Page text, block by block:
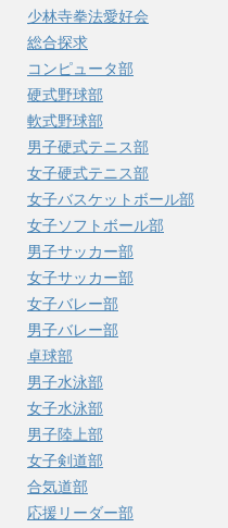
少林寺拳法愛好会
総合探求
コンピュータ部
硬式野球部
軟式野球部
男子硬式テニス部
女子硬式テニス部
女子バスケットボール部
女子ソフトボール部
男子サッカー部
女子サッカー部
女子バレー部
男子バレー部
卓球部
男子水泳部
女子水泳部
男子陸上部
女子剣道部
合気道部
応援リーダー部